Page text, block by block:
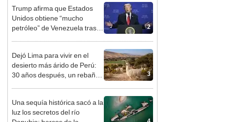
un refugio por 2 horas
2
Trump afirma que Estados
Unidos obtiene “mucho
petróleo” de Venezuela tras la
3
Dejó Lima para vivir en el
desierto más árido de Perú:
30 años después, un rebaño
Una sequía histórica sacó a la
luz los secretos del río